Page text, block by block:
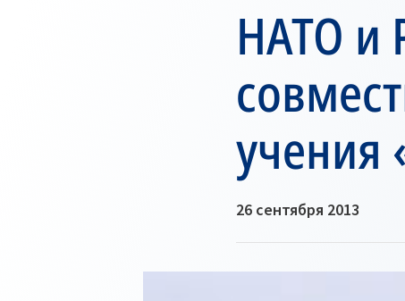
НАТО и
учения
26 сентября 2013